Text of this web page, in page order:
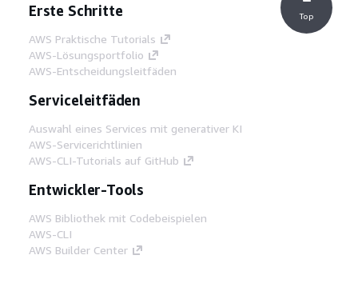
Erste Schritte
AWS Praktische Tutorials
AWS-Lösungsportfolio
AWS-Entscheidungsleitfäden
Serviceleitfäden
Auswahl eines Services mit generativer KI
AWS-Servicerichtlinien
AWS-CLI-Tutorials auf GitHub
Entwickler-Tools
AWS Bibliothek mit Codebeispielen
AWS-CLI
AWS Builder Center
Top